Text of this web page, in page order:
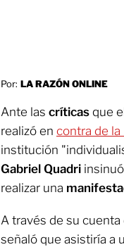
Por: LA RAZÓN ONLINE
Ante las críticas que
realizó en contra de la
institución
Gabriel Quadri
realizar una
A través de su
señaló que asistiría a